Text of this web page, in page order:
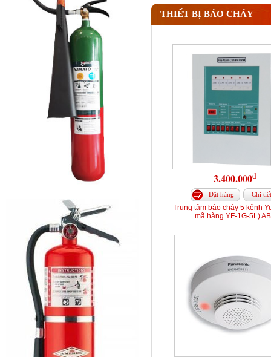
THIẾT BỊ BÁO CHÁY
3.400.000đ
Đặt hàng Chi tiết
Trung tâm báo cháy 5 kênh
mã hàng YF-1G-5L)